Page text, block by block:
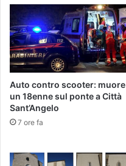
Auto contro scooter: muore
un 18enne sul ponte a Città
Sant’Angelo
7 ore fa